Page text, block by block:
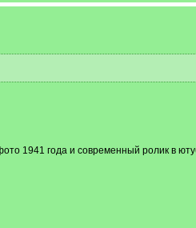
1941 года и современный ролик в